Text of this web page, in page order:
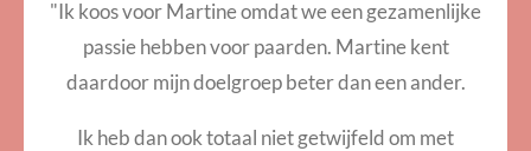
"Ik koos voor Martine omdat we een gezamenlijke
passie hebben voor paarden. Martine kent
daardoor mijn doelgroep beter dan een ander.
Ik heb dan ook totaal niet getwijfeld om met